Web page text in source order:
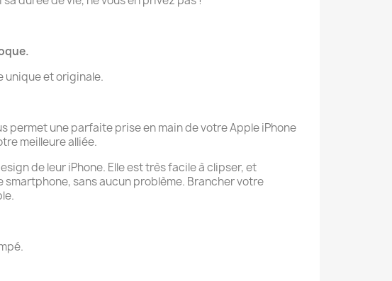
unique et originale.
une parfaite prise en main de votre Apple iPhone
meilleure alliée.
de leur iPhone. Elle est très facile à clipser, et
sans aucun problème. Brancher votre